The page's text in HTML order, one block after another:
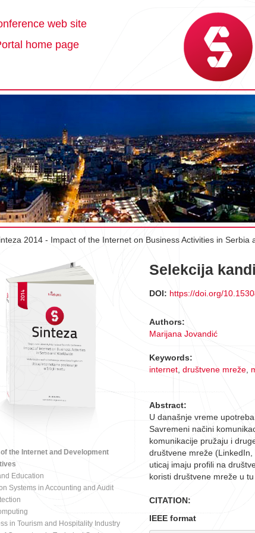
web site
home page
2014 - Impact of the Internet on Business Activities in Serbia
the Internet and Development
Education
Systems in Accounting and Audit
in Tourism and Hospitality Industry
Selekcija
DOI: https://doi.org/
Authors:
Marijana Jovandić
Keywords:
internet društvene mreže
Abstract:
U današnje vreme
Savremeni načini
komunikacije pružaju i
društvene mreže
uticaj imaju profili na
koristi društvene mreže u
CITATION:
IEEE format